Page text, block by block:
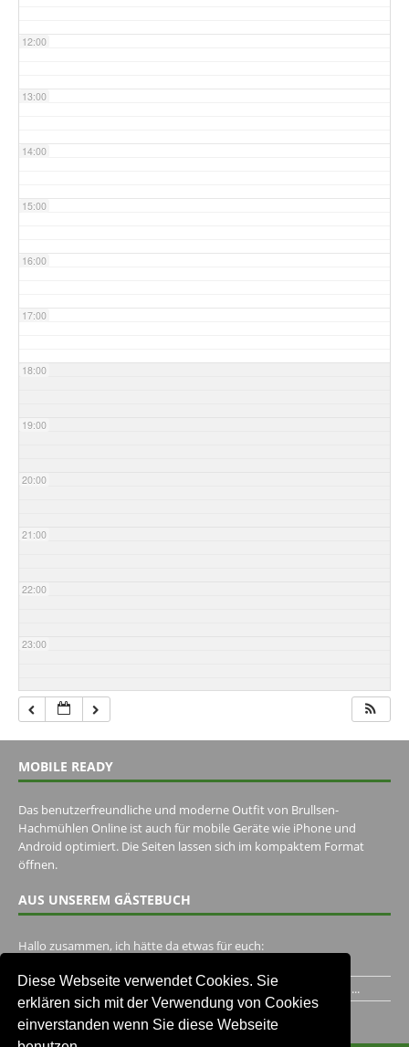
Diese Webseite verwendet Cookies. Sie
erklären sich mit der Verwendung von Cookies
einverstanden wenn Sie diese Webseite
12:00
13:00
14:00
15:00
16:00
17:00
18:00
19:00
20:00
21:00
22:00
23:00
MOBILE READY
Das benutzerfreundliche und moderne Outfit von Brullsen-
Hachmühlen Online ist auch für mobile Geräte wie iPhone und
Android optimiert. Die Seiten lassen sich im kompaktem Format
öffnen.
AUS UNSEREM GÄSTEBUCH
Hallo zusammen, ich hätte da etwas für euch:
Ich habe ein Jahr im Gasthaus Hugo Pape verbracht..Habe ihn...
Unser Gästebuch besuchen